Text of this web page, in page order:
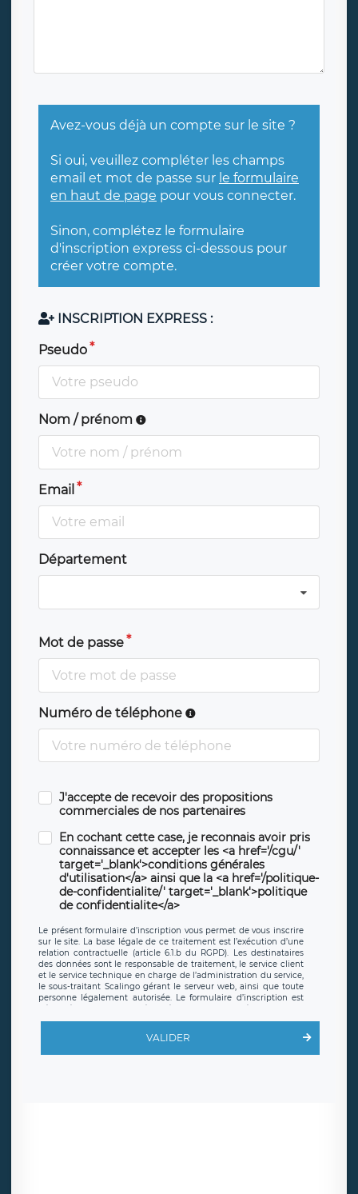
Avez-vous déjà un compte sur le site ?
Si oui, veuillez compléter les champs
email et mot de passe sur le formulaire
en haut de page pour vous connecter.
Sinon, complétez le formulaire
d'inscription express ci-dessous pour
créer votre compte.
INSCRIPTION EXPRESS :
Pseudo
Nom / prénom
Email
Département
Mot de passe
Numéro de téléphone
J'accepte de recevoir des propositions
commerciales de nos partenaires
En cochant cette case, je reconnais avoir pris
connaissance et accepter les <a href='/cgu/'
target='_blank'>conditions générales
d'utilisation</a> ainsi que la <a href='/politique-
de-confidentialite/' target='_blank'>politique
de confidentialite</a>
Le présent formulaire d’inscription vous permet de vous inscrire
sur le site. La base légale de ce traitement est l’exécution d’une
relation contractuelle (article 6.1.b du RGPD). Les destinataires
des données sont le responsable de traitement, le service client
et le service technique en charge de l’administration du service,
le sous-traitant Scalingo gérant le serveur web, ainsi que toute
personne légalement autorisée. Le formulaire d’inscription est
offrant desclauses de protection conformes au RGPD. Les
en sollicite la suppression, étant entendu que vous pouvez
demander la suppression de vos données et retirer votre
VALIDER